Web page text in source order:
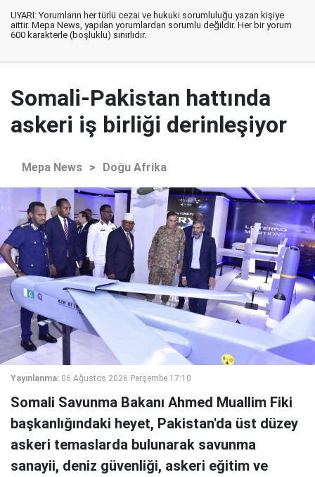
UYARI: Yorumların her türlü cezai ve hukuki sorumluluğu yazan kişiye
aittir. Mepa News, yapılan yorumlardan sorumlu değildir. Her bir yorum
600 karakterle (boşluklu) sınırlıdır.
Somali-Pakistan hattında
askeri iş birliği derinleşiyor
Mepa News > Doğu Afrika
Yayınlanma: 06 Ağustos 2026 Perşembe 17:10
Somali Savunma Bakanı Ahmed Muallim Fiki
başkanlığındaki heyet, Pakistan'da üst düzey
askeri temaslarda bulunarak savunma
sanayii, deniz güvenliği, askeri eğitim ve